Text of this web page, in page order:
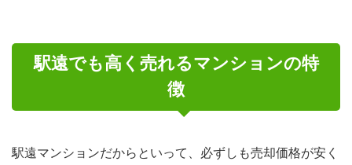
駅遠でも高く売れるマンションの特
徴
駅遠マンションだからといって、必ずしも売却価格が安く